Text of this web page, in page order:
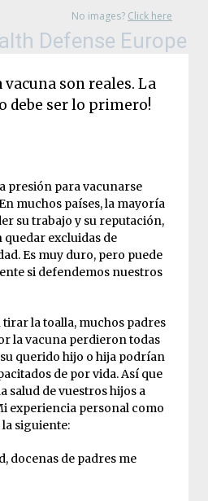
No images? Click here
vacuna son reales. La
debe ser lo primero!
presión para vacunarse
muchos países, la mayoría
su trabajo y su reputación,
excluidas de
Es muy duro, pero puede
si defendemos nuestros
tirar la toalla, muchos padres
la vacuna perdieron todas
su querido hijo o hija podrían
de por vida. Así que
salud de vuestros hijos a
experiencia personal como
siguiente:
docenas de padres me